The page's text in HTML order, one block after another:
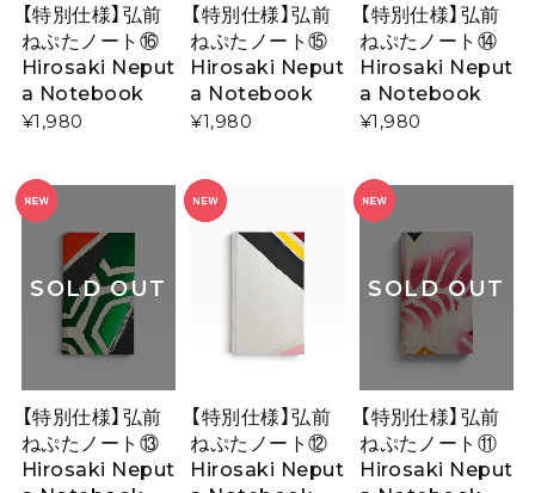
【特別仕様】弘前
ねぷたノート⑯
Hirosaki Neput
a Notebook
¥1,980
【特別仕様】弘前
ねぷたノート⑮
Hirosaki Neput
a Notebook
¥1,980
【特別仕様】弘前
ねぷたノート⑭
Hirosaki Neput
a Notebook
¥1,980
SOLD OUT
【特別仕様】弘前
ねぷたノート⑬
Hirosaki Neput
【特別仕様】弘前
ねぷたノート⑫
Hirosaki Neput
SOLD OUT
【特別仕様】弘前
ねぷたノート⑪
Hirosaki Neput